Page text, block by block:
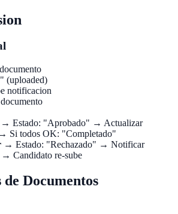
(uploaded)
notificacion
→ Estado: "Aprobado" → Actualizar
Si todos OK: "Completado"
→ Estado: "Rechazado" → Notificar
→ Candidato re-sube
Documentos